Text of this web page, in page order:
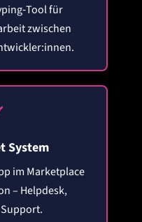
für
zwischen
System
im Marketplace
– Helpdesk,